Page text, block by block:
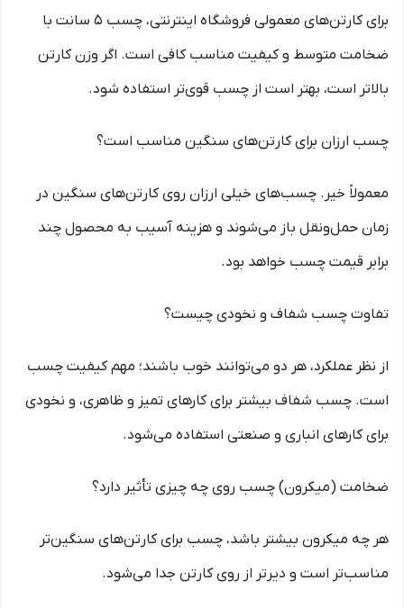
برای کارتن‌های معمولی فروشگاه اینترنتی، چسب ۵ سانت با
ضخامت متوسط و کیفیت مناسب کافی است. اگر وزن کارتن
بالاتر است، بهتر است از چسب قوی‌تر استفاده شود.
چسب ارزان برای کارتن‌های سنگین مناسب است؟
معمولاً خیر. چسب‌های خیلی ارزان روی کارتن‌های سنگین در
زمان حمل‌ونقل باز می‌شوند و هزینه آسیب به محصول چند
برابر قیمت چسب خواهد بود.
تفاوت چسب شفاف و نخودی چیست؟
از نظر عملکرد، هر دو می‌توانند خوب باشند؛ مهم کیفیت چسب
است. چسب شفاف بیشتر برای کارهای تمیز و ظاهری، و نخودی
برای کارهای انباری و صنعتی استفاده می‌شود.
ضخامت (میکرون) چسب روی چه چیزی تأثیر دارد؟
هر چه میکرون بیشتر باشد، چسب برای کارتن‌های سنگین‌تر
مناسب‌تر است و دیرتر از روی کارتن جدا می‌شود.